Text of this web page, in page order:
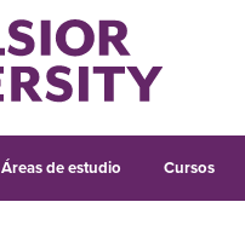
Áreas de estudio Cursos